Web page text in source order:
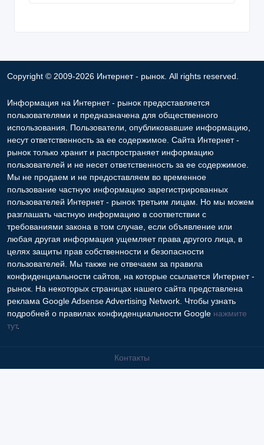
Copyright © 2009-2026 Интернет - рынок. All rights reserved.
Информация на Интернет - рынок предоставляется
пользователями и предназначена для общественного
использования. Пользователи, опубликовавшие информацию,
несут ответственность за ее содержимое. Сайта Интернет -
рынок только хранит и распространяет информацию
пользователей и не несет ответственность за ее содержимое.
Мы не продаем и не предоставляем во временное
пользование частную информацию зарегистрированных
пользователей Интернет - рынок третьим лицам. Но мы можем
разглашать частную информацию в соответствии с
требованиями закона в том случае, если объявление или
любая другая информация ущемляет права другого лица, в
целях защиты прав собственности и безопасности
пользователей. Мы также не отвечаем за правила
конфиденциальности сайтов, на которые ссылается Интернет -
рынок. На некоторых страницах нашего сайта представлена
реклама Google Adsense Advertising Network. Чтобы узнать
подробней о правилах конфиденциальности Google нажмите
тут.
Контакты